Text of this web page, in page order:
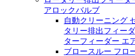
アロックバルブ
自動クリーニング
タリー排出フィー
ターフィーダー エ
ブロースルー フロ